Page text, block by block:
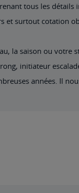
tous les détails
et surtout cotation
la saison ou votre
initiateur
années. Il